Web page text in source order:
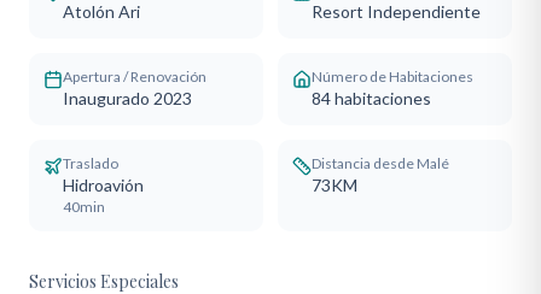
Atolón Ari Resort Independiente
Apertura / Renovación
Inaugurado 2023
Número de Habitaciones
84habitaciones
Traslado
Hidroavión
40min
Distancia desde Malé
73KM
Servicios Especiales